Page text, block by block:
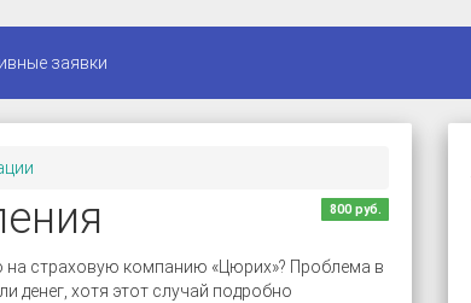
заявки
800 руб.
на страховую компанию «Цюрих»? Проблема в
денег, хотя этот случай подробно